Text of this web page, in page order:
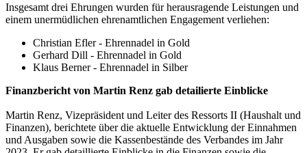
Wir verwenden Cookies, um Inhalte und Anzeigen zu
zu können und die Zugriffe auf unsere Website zu
analysieren. Außerdem geben wir Informationen zu Ihrer
soziale Medien, Werbung und Analysen weiter. Unsere
Partner führen diese Informationen möglicherweise mit
weiteren Daten zusammen, die Sie ihnen bereitgestellt
haben oder die sie im Rahmen Ihrer Nutzung der Dienste
Insgesamt drei Ehrungen wurden für herausragende Leistungen und
einem unermüdlichen ehrenamtlichen Engagement verliehen:
Christian Efler - Ehrennadel in Gold
Gerhard Dill - Ehrennadel in Gold
Klaus Berner - Ehrennadel in Silber
Finanzbericht von Martin Renz gab detailierte Einblicke
Martin Renz, Vizepräsident und Leiter des Ressorts II (Haushalt und
Finanzen), berichtete über die aktuelle Entwicklung der Einnahmen
und Ausgaben sowie die Kassenbestände des Verbandes im Jahr